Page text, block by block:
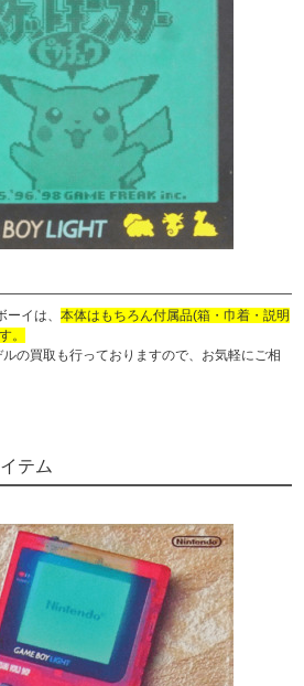
ーイは、本体はもちろん付属品(箱・巾着・説明
。
の買取も行っておりますので、お気軽にご相
テム